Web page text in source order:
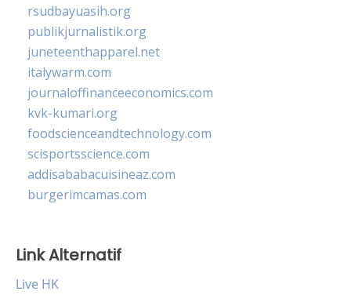
rsudbayuasih.org
publikjurnalistik.org
juneteenthapparel.net
italywarm.com
journaloffinanceeconomics.com
kvk-kumari.org
foodscienceandtechnology.com
scisportsscience.com
addisababacuisineaz.com
burgerimcamas.com
Link Alternatif
Live HK